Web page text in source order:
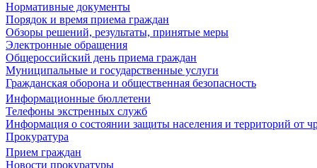
Нормативные документы
Порядок и время приема граждан
Обзоры решений, результаты, принятые меры
Электронные обращения
Общероссийский день приема граждан
Муниципальные и государственные услуги
Гражданская оборона и общественная безопасность
Информационные бюллетени
Телефоны экстренных служб
Информация о состоянии защиты населения и территорий от
Прокуратура
Прием граждан
Новости прокуратуры